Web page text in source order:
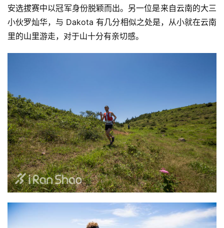
安选拔赛中以冠军身份脱颖而出。另一位是来自云南的大三
小伙罗灿华，与 Dakota 有几分相似之处是，从小就在云南
里的山里游走，对于山十分有亲切感。